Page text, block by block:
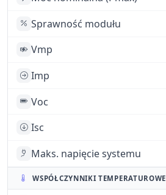
Sprawność modułu
Vmp
Imp
Voc
Isc
Maks. napięcie systemu
WSPÓŁCZYNNIKI TEMPERATUROWE